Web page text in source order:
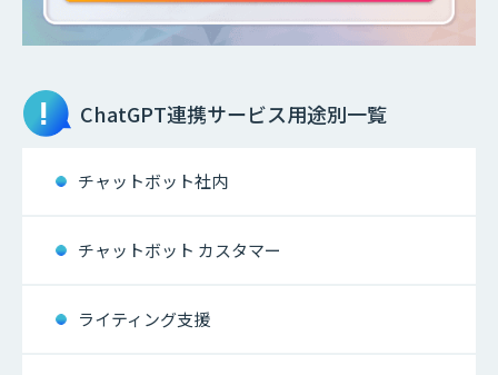
ChatGPT連携サービス用途別一覧
チャットボット社内
チャットボット カスタマー
ライティング支援